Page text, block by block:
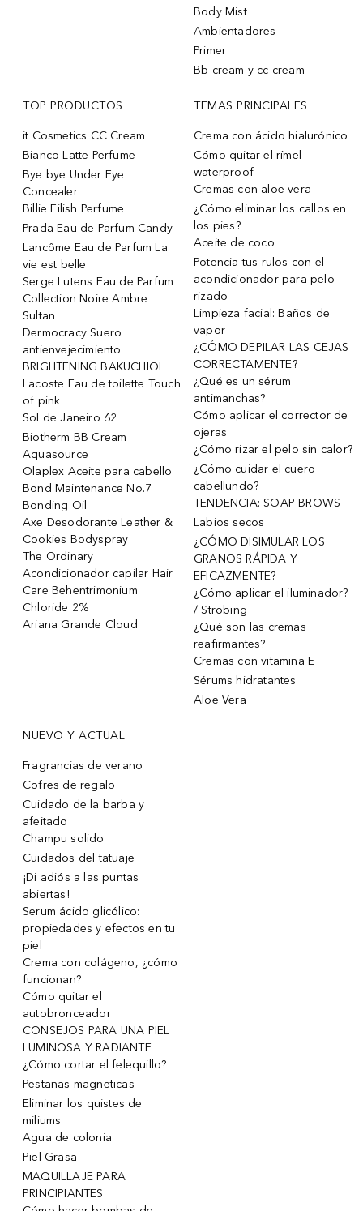
Body Mist
Ambientadores
Primer
Bb cream y cc cream
TOP PRODUCTOS
it Cosmetics CC Cream
Bianco Latte Perfume
Bye bye Under Eye
Concealer
Billie Eilish Perfume
Prada Eau de Parfum Candy
Lancôme Eau de Parfum La
vie est belle
Serge Lutens Eau de Parfum
Collection Noire Ambre
Sultan
Dermocracy Suero
antienvejecimiento
BRIGHTENING BAKUCHIOL
Lacoste Eau de toilette Touch
of pink
Sol de Janeiro 62
Biotherm BB Cream
Aquasource
Olaplex Aceite para cabello
Bond Maintenance No.7
Bonding Oil
Axe Desodorante Leather &
Cookies Bodyspray
The Ordinary
Acondicionador capilar Hair
Care Behentrimonium
Chloride 2%
Ariana Grande Cloud
TEMAS PRINCIPALES
Crema con ácido hialurónico
Cómo quitar el rímel
waterproof
Cremas con aloe vera
¿Cómo eliminar los callos en
los pies?
Aceite de coco
Potencia tus rulos con el
acondicionador para pelo
rizado
Limpieza facial: Baños de
vapor
¿CÓMO DEPILAR LAS CEJAS
CORRECTAMENTE?
¿Qué es un sérum
antimanchas?
Cómo aplicar el corrector de
ojeras
¿Cómo rizar el pelo sin calor?
¿Cómo cuidar el cuero
cabellundo?
TENDENCIA: SOAP BROWS
Labios secos
¿CÓMO DISIMULAR LOS
GRANOS RÁPIDA Y
EFICAZMENTE?
¿Cómo aplicar el iluminador?
/ Strobing
¿Qué son las cremas
reafirmantes?
Cremas con vitamina E
Sérums hidratantes
Aloe Vera
NUEVO Y ACTUAL
Fragrancias de verano
Cofres de regalo
Cuidado de la barba y
afeitado
Champu solido
Cuidados del tatuaje
¡Di adiós a las puntas
abiertas!
Serum ácido glicólico:
propiedades y efectos en tu
piel
Crema con colágeno, ¿cómo
funcionan?
Cómo quitar el
autobronceador
CONSEJOS PARA UNA PIEL
LUMINOSA Y RADIANTE
¿Cómo cortar el felequillo?
Pestanas magneticas
Eliminar los quistes de
miliums
Agua de colonia
Piel Grasa
MAQUILLAJE PARA
PRINCIPIANTES